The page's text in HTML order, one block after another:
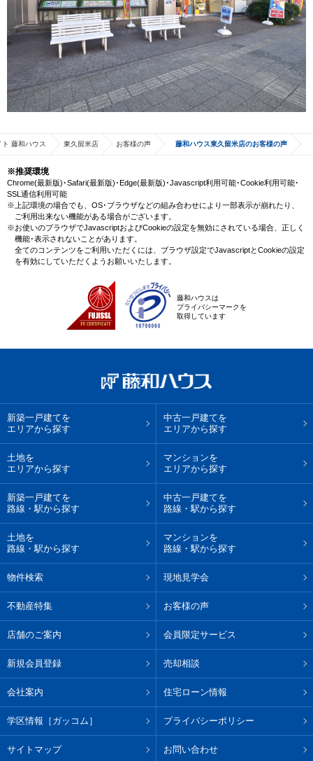
藤和ハウス 東久留米店 お客様の声 藤和ハウス東久留米店のお客様の声
※推奨環境
Chrome(最新版)･Safari(最新版)･Edge(最新版)･Javascript利用可能･Cookie利用可能･
SSL通信利用可能
※上記環境の場合でも、OS･ブラウザなどの組み合わせにより一部表示が崩れたり、
ご利用出来ない機能がある場合がございます。
※お使いのブラウザでJavascriptおよびCookieの設定を無効にされている場合、正しく
機能･表示されないことがあります。
全てのコンテンツをご利用いただくには、ブラウザ設定でJavascriptとCookieの設定
を有効にしていただくようお願いいたします。
藤和ハウスは
プライバシーマークを
取得しています
新築一戸建てを
エリアから探す
中古一戸建てを
エリアから探す
土地を
エリアから探す
マンションを
エリアから探す
新築一戸建てを
路線・駅から探す
中古一戸建てを
路線・駅から探す
土地を
路線・駅から探す
マンションを
路線・駅から探す
物件検索 現地見学会
不動産特集 お客様の声
店舗のご案内 会員限定サービス
新規会員登録 売却相談
会社案内 住宅ローン情報
学区情報［ガッコム］ プライバシーポリシー
サイトマップ お問い合わせ